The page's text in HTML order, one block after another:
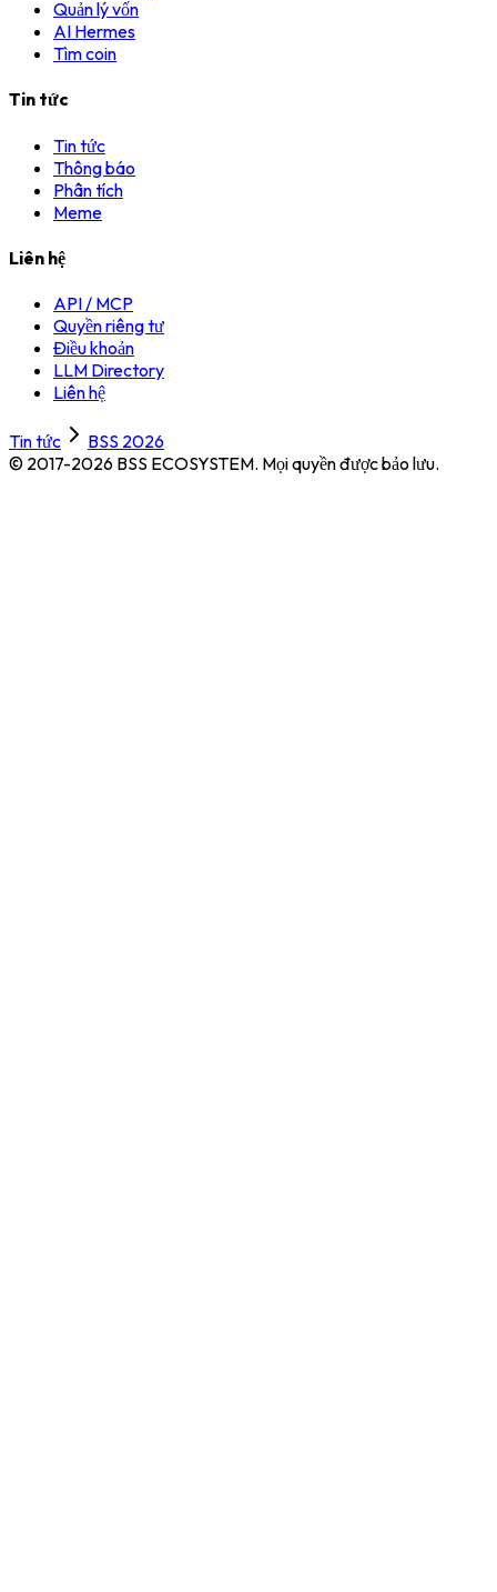
Quản lý vốn
AI Hermes
Tìm coin
Tin tức
Tin tức
Thông báo
Phân tích
Meme
Liên hệ
API / MCP
Quyền riêng tư
Điều khoản
LLM Directory
Liên hệ
Tin tức
BSS 2026
© 2017-2026 BSS ECOSYSTEM. Mọi quyền được bảo lưu.